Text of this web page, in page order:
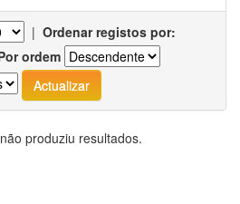
| Ordenar registos por:
ordem
produziu resultados.